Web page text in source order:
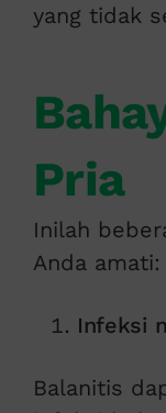
yang tidak
Pria
Inilah
Anda amati:
Infeksi
Balanitis